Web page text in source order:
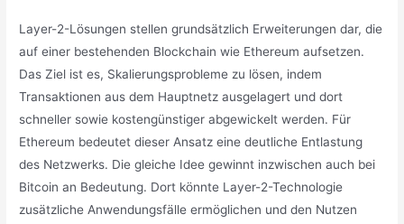
Layer-2-Lösungen stellen grundsätzlich Erweiterungen dar, die
auf einer bestehenden Blockchain wie Ethereum aufsetzen.
Das Ziel ist es, Skalierungsprobleme zu lösen, indem
Transaktionen aus dem Hauptnetz ausgelagert und dort
schneller sowie kostengünstiger abgewickelt werden. Für
Ethereum bedeutet dieser Ansatz eine deutliche Entlastung
des Netzwerks. Die gleiche Idee gewinnt inzwischen auch bei
Bitcoin an Bedeutung. Dort könnte Layer-2-Technologie
zusätzliche Anwendungsfälle ermöglichen und den Nutzen